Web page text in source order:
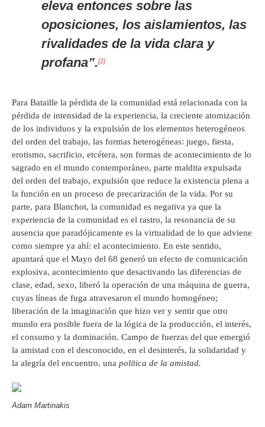
eleva entonces sobre las
oposiciones, los aislamientos, las
rivalidades de la vida clara y
profana”.[2]
Para Bataille la pérdida de la comunidad está relacionada con la
pérdida de intensidad de la experiencia, la creciente atomización
de los individuos y la expulsión de los elementos heterogéneos
del orden del trabajo, las formas heterogéneas: juego, fiesta,
erotismo, sacrificio, etcétera, son formas de acontecimiento de lo
sagrado en el mundo contemporáneo, parte maldita expulsada
del orden del trabajo, expulsión que reduce la existencia plena a
la función en un proceso de precarización de la vida. Por su
parte, para Blanchot, la comunidad es negativa ya que la
experiencia de la comunidad es el rastro, la resonancia de su
ausencia que paradójicamente es la virtualidad de lo que adviene
como siempre ya ahí: el acontecimiento. En este sentido,
apuntará que el Mayo del 68 generó un efecto de comunicación
explosiva, acontecimiento que desactivando las diferencias de
clase, edad, sexo, liberó la operación de una máquina de guerra,
cuyas líneas de fuga atravesaron el mundo homogéneo;
liberación de la imaginación que hizo ver y sentir que otro
mundo era posible fuera de la lógica de la producción, el interés,
el consumo y la dominación. Campo de fuerzas del que emergió
la amistad con el desconocido, en el desinterés, la solidaridad y
la alegría del encuentro, una política de la amistad.
Adam Martinakis